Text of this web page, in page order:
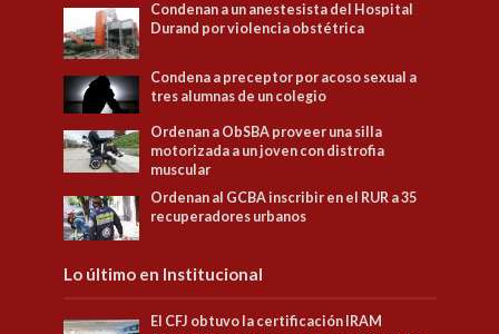
Condenan a un anestesista del Hospital
Durand por violencia obstétrica
Condena a preceptor por acoso sexual a
tres alumnas de un colegio
Ordenan a ObSBA proveer una silla
motorizada a un joven con distrofia
muscular
Ordenan al GCBA inscribir en el RUR a 35
recuperadores urbanos
Lo último en Institucional
El CFJ obtuvo la certificación IRAM